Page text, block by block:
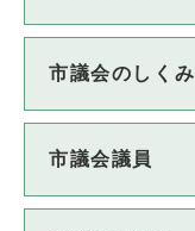
市議会のしくみ
市議会議員